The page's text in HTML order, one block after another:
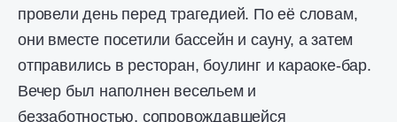
провели день перед трагедией. По её словам,
они вместе посетили бассейн и сауну, а затем
отправились в ресторан, боулинг и караоке-бар.
Вечер был наполнен весельем и
беззаботностью, сопровождавшейся